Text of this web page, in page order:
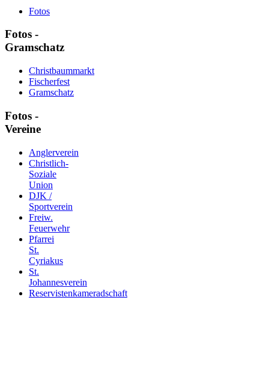
Fotos
Fotos -
Gramschatz
Christbaummarkt
Fischerfest
Gramschatz
Fotos -
Vereine
Anglerverein
Christlich-
Soziale
Union
DJK /
Sportverein
Freiw.
Feuerwehr
Pfarrei
St.
Cyriakus
St.
Johannesverein
Reservistenkameradschaft